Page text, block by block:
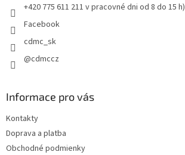
+420 775 611 211 v pracovné dni od 8 do 15 h)
Facebook
cdmc_sk
@cdmccz
Informace pro vás
Kontakty
Doprava a platba
Obchodné podmienky